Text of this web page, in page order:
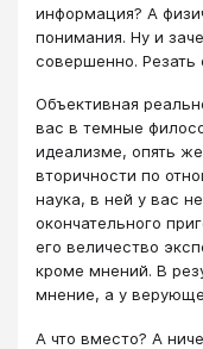
информация? А
понимания. Ну и
совершенно. Резать
Объективная
вас в темные
идеализме, опять
вторичности по
наука, в ней у вас
окончательного
его величество
кроме мнений. В
мнение, а у
А что вместо? А